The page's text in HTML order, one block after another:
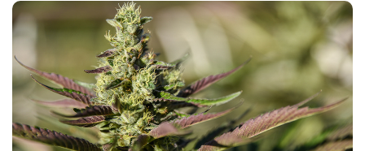
Typ kwitnienia
Autokwitnący